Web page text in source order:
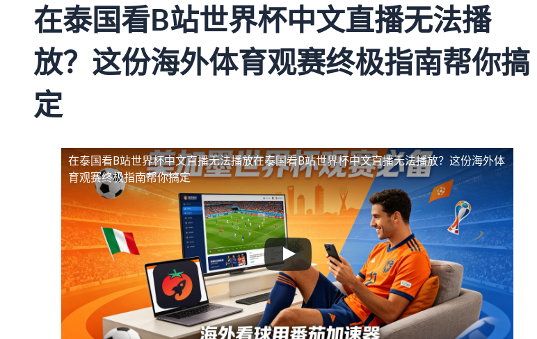
在泰国看B站世界杯中文直播无法播
放？这份海外体育观赛终极指南帮你搞
定
在泰国看B站世界杯中文直播无法播放在泰国看B站世界杯中文直播无法播放？这份海外体
育观赛终极指南帮你搞定